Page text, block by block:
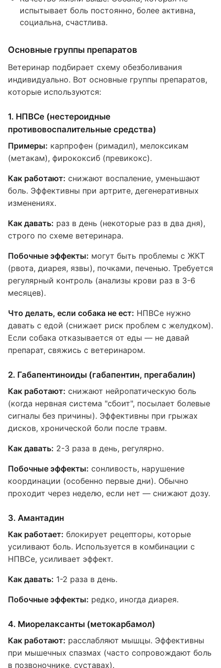
испытывает боль постоянно, более активна,
социальна, счастлива.
Основные группы препаратов
Ветеринар подбирает схему обезболивания
индивидуально. Вот основные группы препаратов,
которые используются:
1. НПВСе (нестероидные
противовоспалительные средства)
Примеры: карпрофен (римадил), мелоксикам
(метакам), фирококсиб (превикокс).
Как работают: снижают воспаление, уменьшают
боль. Эффективны при артрите, дегенеративных
изменениях.
Как давать: раз в день (некоторые раз в два дня),
строго по схеме ветеринара.
Побочные эффекты: могут быть проблемы с ЖКТ
(рвота, диарея, язвы), почками, печенью. Требуется
регулярный контроль (анализы крови раз в 3-6
месяцев).
Что делать, если собака не ест: НПВСе нужно
давать с едой (снижает риск проблем с желудком).
Если собака отказывается от еды — не давай
препарат, свяжись с ветеринаром.
2. Габапентиноиды (габапентин, прегабалин)
Как работают: снижают нейропатическую боль
(когда нервная система "сбоит", посылает болевые
сигналы без причины). Эффективны при грыжах
дисков, хронической боли после травм.
Как давать: 2-3 раза в день, регулярно.
Побочные эффекты: сонливость, нарушение
координации (особенно первые дни). Обычно
проходит через неделю, если нет — снижают дозу.
3. Амантадин
Как работает: блокирует рецепторы, которые
усиливают боль. Используется в комбинации с
НПВСе, усиливает эффект.
Как давать: 1-2 раза в день.
Побочные эффекты: редко, иногда диарея.
4. Миорелаксанты (метокарбамол)
Как работают: расслабляют мышцы. Эффективны
при мышечных спазмах (часто сопровождают боль
в позвоночнике, суставах).